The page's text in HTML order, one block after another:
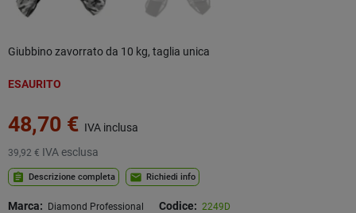
Giubbino zavorrato da 10 kg, taglia unica
ESAURITO
48,70 € IVA inclusa
39,92 € IVA esclusa
assignment Descrizione completa mail Richiedi info
Marca: Diamond Professional Codice: 2249D